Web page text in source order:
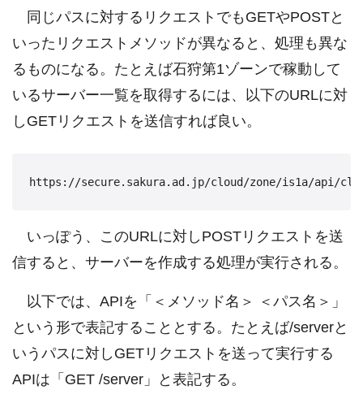
同じパスに対するリクエストでもGETやPOSTと
いったリクエストメソッドが異なると、処理も異な
るものになる。たとえば石狩第1ゾーンで稼動して
いるサーバー一覧を取得するには、以下のURLに対
しGETリクエストを送信すれば良い。
いっぽう、このURLに対しPOSTリクエストを送
信すると、サーバーを作成する処理が実行される。
以下では、APIを「＜メソッド名＞ ＜パス名＞」
という形で表記することとする。たとえば/serverと
いうパスに対しGETリクエストを送って実行する
APIは「GET /server」と表記する。